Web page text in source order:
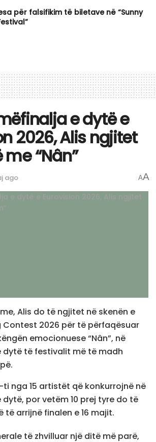
për falsifikim të biletave në “Sunny
e dytë e
2026, Alis ngjitet
“Nân”
ago AA
Alis do të ngjitet në skenën e
Contest 2026 për të përfaqësuar
emocionuese “Nân”, në
dytë të festivalit më të madh
ti nga 15 artistët që konkurrojnë në
por vetëm 10 prej tyre do të
të arrijnë finalen e 16 majit.
të zhvilluar një ditë më parë,